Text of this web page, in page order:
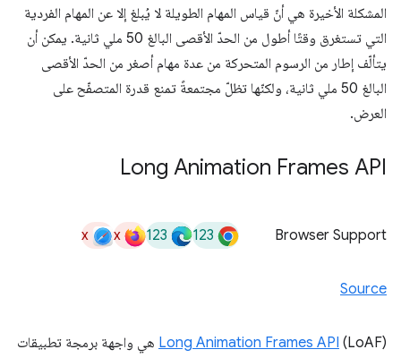
المشكلة الأخيرة هي أنّ قياس المهام الطويلة لا يُبلغ إلا عن المهام الفردية
التي تستغرق وقتًا أطول من الحدّ الأقصى البالغ 50 ملي ثانية. يمكن أن
يتألّف إطار من الرسوم المتحركة من عدة مهام أصغر من الحدّ الأقصى
البالغ 50 ملي ثانية، ولكنّها تظلّ مجتمعةً تمنع قدرة المتصفّح على
العرض.
Long Animation Frames API
Browser Support
123
123
x
x
Source
Long Animation Frames API (LoAF) هي واجهة برمجة تطبيقات